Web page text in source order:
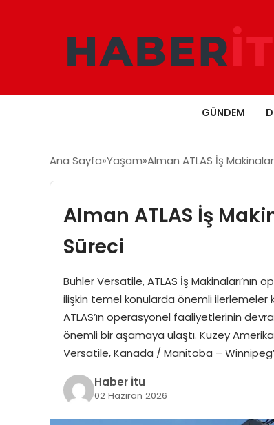
GÜNDEM
Ana Sayfa Yaşam Alman ATLAS İş
Alman ATLAS İş
Süreci
Buhler Versatile, ATLAS İş
ilişkin temel konularda önemli ilerlemeler
ATLAS’ın operasyonel faaliyetlerinin
önemli bir aşamaya ulaştı. Kuzey
Versatile, Kanada / Manitoba –
Haber İtu
02 Haziran 2026